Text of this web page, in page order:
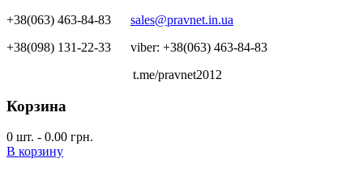
+38(063) 463-84-83 sales@pravnet.in.ua
+38(098) 131-22-33 viber: +38(063) 463-84-83
t.me/pravnet2012
Корзина
0 шт. - 0.00 грн.
В корзину